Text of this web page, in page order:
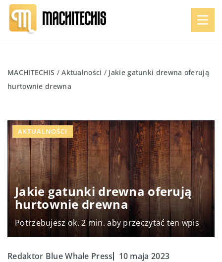
MACHITECHIS /Aktualności / Jakie gatunki drewna oferują
hurtownie drewna
Jakie gatunki drewna oferują
hurtownie drewna
Potrzebujesz ok. 2 min. aby przeczytać ten wpis
AKTUALNOŚCI
Redaktor Blue Whale Press 10 maja 2023